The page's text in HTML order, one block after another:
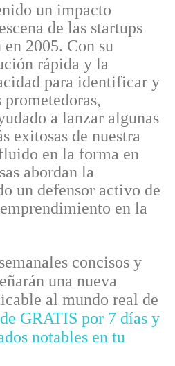
un impacto
de las startups
2005. Con su
rápida y la
para identificar y
prometedoras,
a lanzar algunas
exitosas de nuestra
en la forma en
abordan la
un defensor activo de
en la
concisos y
una nueva
al mundo real de
GRATIS por 7 días y
notables en tu